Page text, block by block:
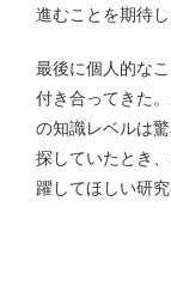
進むことを期待し
最後に個人的な
付き合ってきた
の知識レベルは
探していたとき
躍してほしい研究